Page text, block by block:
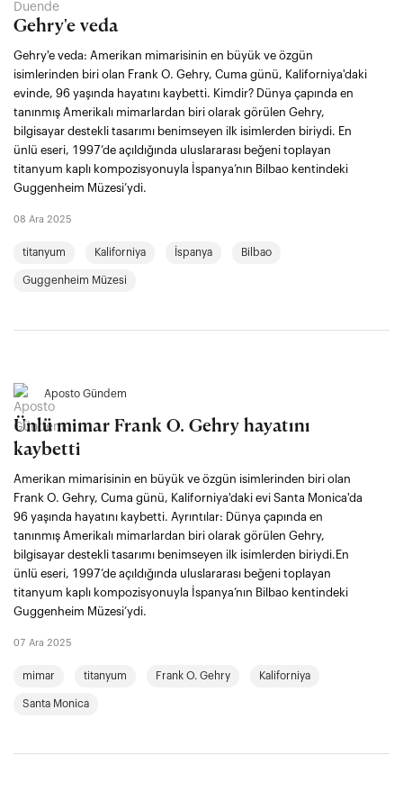
Gehry'e veda
Gehry'e veda: Amerikan mimarisinin en büyük ve özgün
isimlerinden biri olan Frank O. Gehry, Cuma günü, Kaliforniya'daki
evinde, 96 yaşında hayatını kaybetti. Kimdir? Dünya çapında en
tanınmış Amerikalı mimarlardan biri olarak görülen Gehry,
bilgisayar destekli tasarımı benimseyen ilk isimlerden biriydi. En
ünlü eseri, 1997’de açıldığında uluslararası beğeni toplayan
titanyum kaplı kompozisyonuyla İspanya’nın Bilbao kentindeki
Guggenheim Müzesi’ydi.
08 Ara 2025
titanyum Kaliforniya İspanya Bilbao
Guggenheim Müzesi
Aposto Gündem
Ünlü mimar Frank O. Gehry hayatını
kaybetti
Amerikan mimarisinin en büyük ve özgün isimlerinden biri olan
Frank O. Gehry, Cuma günü, Kaliforniya'daki evi Santa Monica'da
96 yaşında hayatını kaybetti. Ayrıntılar: Dünya çapında en
tanınmış Amerikalı mimarlardan biri olarak görülen Gehry,
bilgisayar destekli tasarımı benimseyen ilk isimlerden biriydi.En
ünlü eseri, 1997’de açıldığında uluslararası beğeni toplayan
titanyum kaplı kompozisyonuyla İspanya’nın Bilbao kentindeki
Guggenheim Müzesi’ydi.
07 Ara 2025
mimar titanyum Frank O. Gehry Kaliforniya
Santa Monica